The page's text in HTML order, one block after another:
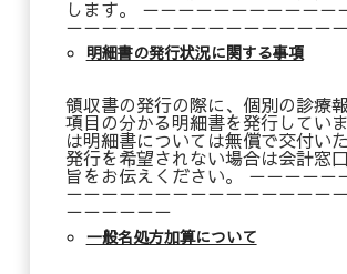
します。 －－－－－－－－－－－
－－－－－－－－－－－－－－－
明細書の発行状況に関する事項
領収書の発行の際に、個別の診療
項目の分かる明細書を発行してい
は明細書については無償で交付いた
発行を希望されない場合は会計窓
旨をお伝えください。 －－－－－
－－－－－－－－－－－－－－－
－－－－－－
一般名処方加算について